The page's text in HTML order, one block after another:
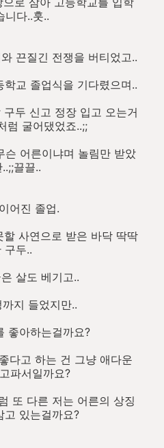
니다..훗..
끈질긴 전쟁을 버티었고..
교 졸업식을 기다렸으며..
두 신고 정장 입고 오는거
럼 굴어댔었죠..;;
슨 어른이냐며 놀림만 받았
끌끌..
어진 졸업.
사연으로 받은 바닥 딱딱
구두..
살도 베기고..
지 들었지만..
좋아하는걸까요?
다고 하는 건 그냥 애다운
파서일까요?
또 다른 저는 어른의 상징
고 있는걸까요?